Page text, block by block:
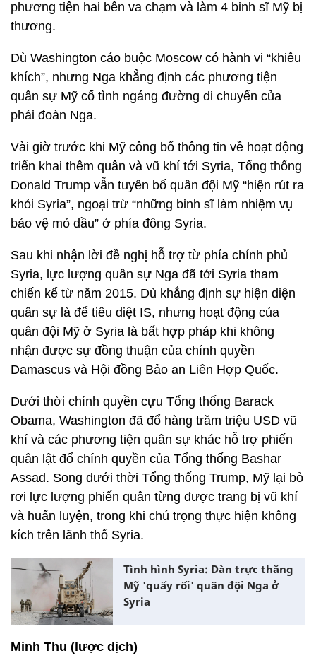
phương tiện hai bên va chạm và làm 4 binh sĩ Mỹ bị
thương.
Dù Washington cáo buộc Moscow có hành vi “khiêu
khích”, nhưng Nga khẳng định các phương tiện
quân sự Mỹ cố tình ngáng đường di chuyển của
phái đoàn Nga.
Vài giờ trước khi Mỹ công bố thông tin về hoạt động
triển khai thêm quân và vũ khí tới Syria, Tổng thống
Donald Trump vẫn tuyên bố quân đội Mỹ “hiện rút ra
khỏi Syria”, ngoại trừ “những binh sĩ làm nhiệm vụ
bảo vệ mỏ dầu” ở phía đông Syria.
Sau khi nhận lời đề nghị hỗ trợ từ phía chính phủ
Syria, lực lượng quân sự Nga đã tới Syria tham
chiến kể từ năm 2015. Dù khẳng định sự hiện diện
quân sự là để tiêu diệt IS, nhưng hoạt động của
quân đội Mỹ ở Syria là bất hợp pháp khi không
nhận được sự đồng thuận của chính quyền
Damascus và Hội đồng Bảo an Liên Hợp Quốc.
Dưới thời chính quyền cựu Tổng thống Barack
Obama, Washington đã đổ hàng trăm triệu USD vũ
khí và các phương tiện quân sự khác hỗ trợ phiến
quân lật đổ chính quyền của Tổng thống Bashar
Assad. Song dưới thời Tổng thống Trump, Mỹ lại bỏ
rơi lực lượng phiến quân từng được trang bị vũ khí
và huấn luyện, trong khi chú trọng thực hiện không
kích trên lãnh thổ Syria.
Tình hình Syria: Dàn trực thăng
Mỹ 'quấy rối' quân đội Nga ở
Syria
Minh Thu (lược dịch)